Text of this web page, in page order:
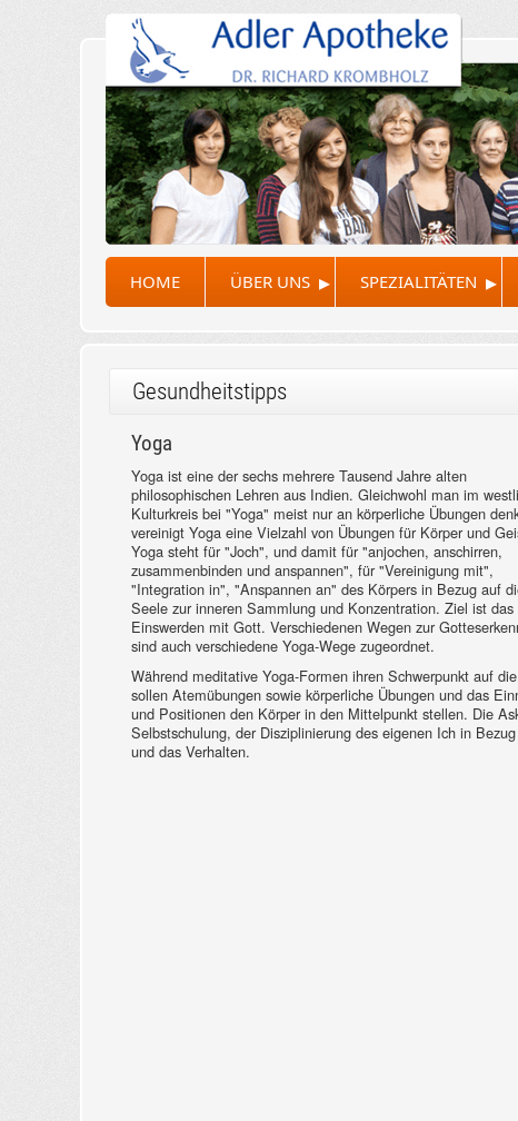
HOME ÜBER UNS ▸ SPEZIALITÄTEN ▸
Gesundheitstipps
Yoga
Yoga ist eine der sechs mehrere Tausend Jahre alten
philosophischen Lehren aus Indien. Gleichwohl man im
Kulturkreis bei "Yoga" meist nur an körperliche Übungen
vereinigt Yoga eine Vielzahl von Übungen für Körper und
Yoga steht für "Joch", und damit für "anjochen, anschirren,
zusammenbinden und anspannen", für "Vereinigung mit",
"Integration in", "Anspannen an" des Körpers in Bezug auf
Seele zur inneren Sammlung und Konzentration. Ziel ist das
Einswerden mit Gott. Verschiedenen Wegen zur
sind auch verschiedene Yoga-Wege zugeordnet.
Während meditative Yoga-Formen ihren Schwerpunkt auf
sollen Atemübungen sowie körperliche Übungen und das
und Positionen den Körper in den Mittelpunkt stellen. Die
Selbstschulung, der Disziplinierung des eigenen Ich in
und das Verhalten.